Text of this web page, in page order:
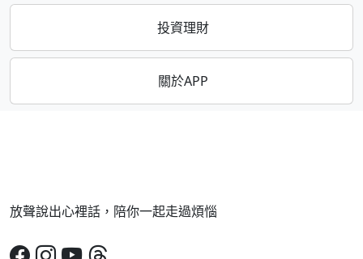
投資理財
關於APP
放聲說出心裡話，陪你一起走過煩惱